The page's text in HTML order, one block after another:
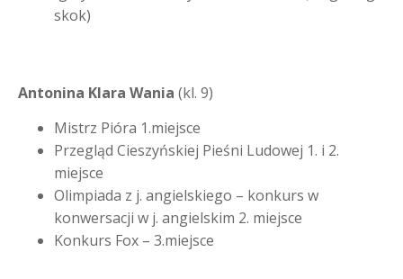
skok)
Antonina Klara Wania (kl. 9)
Mistrz Pióra 1.miejsce
Przegląd Cieszyńskiej Pieśni Ludowej 1. i 2.
miejsce
Olimpiada z j. angielskiego – konkurs w
konwersacji w j. angielskim 2. miejsce
Konkurs Fox – 3.miejsce